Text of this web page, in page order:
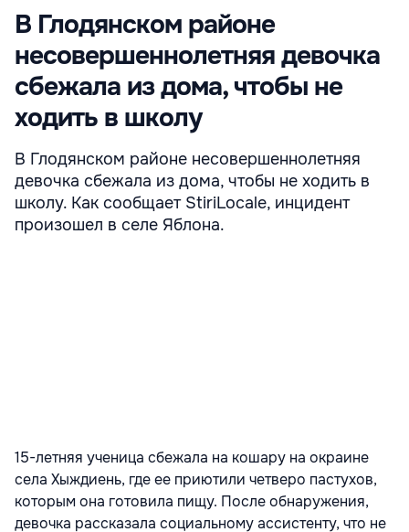
В Глодянском районе
несовершеннолетняя девочка
сбежала из дома, чтобы не
ходить в школу
В Глодянском районе несовершеннолетняя
девочка сбежала из дома, чтобы не ходить в
школу. Как сообщает StiriLocale, инцидент
произошел в селе Яблона.
15-летняя ученица сбежала на кошару на окраине
села Хыждиень, где ее приютили четверо пастухов,
которым она готовила пищу. После обнаружения,
девочка рассказала социальному ассистенту, что не